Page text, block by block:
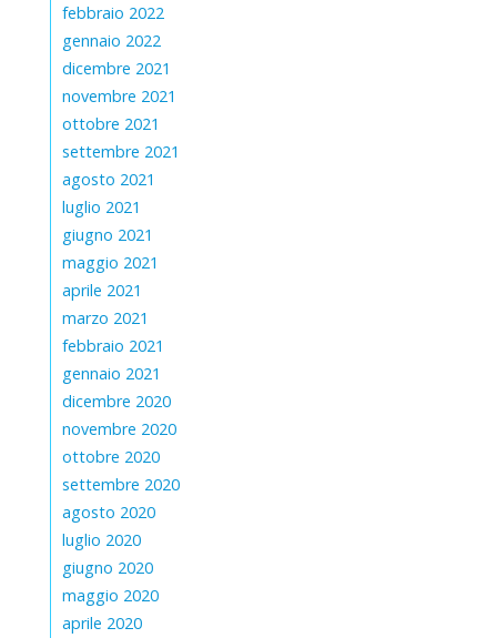
febbraio 2022
gennaio 2022
dicembre 2021
novembre 2021
ottobre 2021
settembre 2021
agosto 2021
luglio 2021
giugno 2021
maggio 2021
aprile 2021
marzo 2021
febbraio 2021
gennaio 2021
dicembre 2020
novembre 2020
ottobre 2020
settembre 2020
agosto 2020
luglio 2020
giugno 2020
maggio 2020
aprile 2020